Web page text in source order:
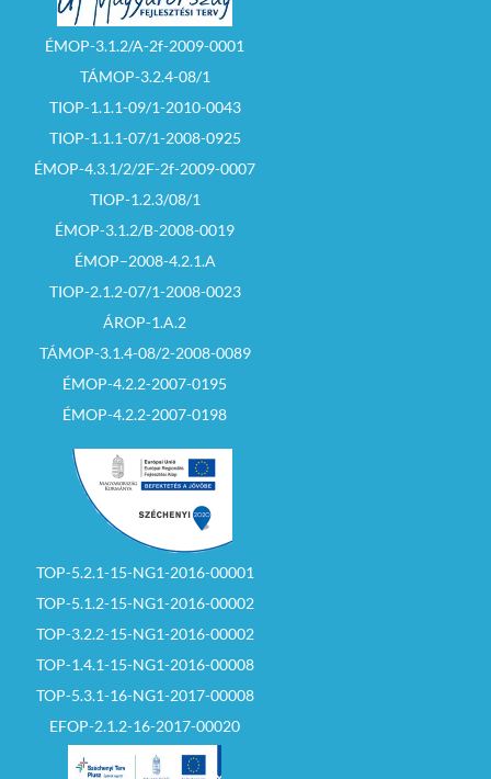
ÉMOP-3.1.2/A-2f-2009-0001
TÁMOP-3.2.4-08/1
TIOP-1.1.1-09/1-2010-0043
TIOP-1.1.1-07/1-2008-0925
ÉMOP-4.3.1/2/2F-2f-2009-0007
TIOP-1.2.3/08/1
ÉMOP-3.1.2/B-2008-0019
ÉMOP–2008-4.2.1.A
TIOP-2.1.2-07/1-2008-0023
ÁROP-1.A.2
TÁMOP-3.1.4-08/2-2008-0089
ÉMOP-4.2.2-2007-0195
ÉMOP-4.2.2-2007-0198
TOP-5.2.1-15-NG1-2016-00001
TOP-5.1.2-15-NG1-2016-00002
TOP-3.2.2-15-NG1-2016-00002
TOP-1.4.1-15-NG1-2016-00008
TOP-5.3.1-16-NG1-2017-00008
EFOP-2.1.2-16-2017-00020